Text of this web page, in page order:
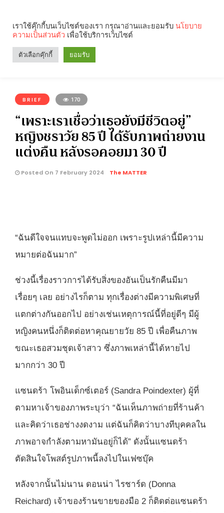
Search
BRIEF 170
“เพราะเราเชื่อว่าเธอยังมีชีวิตอยู่”
หญิงชราวัย 85 ปี ได้รับภาพถ่ายงาน
แต่งคืน หลังรอคอยมา 30 ปี
Posted On 7 February 2024 The MATTER
“ฉันดีใจจนแทบจะพูดไม่ออก เพราะรูปเหล่านี้มีความ
หมายต่อฉันมาก”
ช่วงนี้เรื่องราวการได้รับสิ่งของอันเป็นรักคืนมีมา
เรื่อยๆ เลย อย่างไรก็ตาม ทุกเรื่องต่างมีความพิเศษที่
แตกต่างกันออกไป อย่างเช่นเหตุการณ์นี้ที่อยู่ดีๆ มีผู้
หญิงคนหนึ่งก็ติดต่อหาคุณยายวัย 85 ปี เพื่อคืนภาพ
ขณะเธอสวมชุดเจ้าสาว ซึ่งภาพเหล่านี้ได้หายไป
มากกว่า 30 ปี
แซนดร้า โพอินเด็กซ์เตอร์ (Sandra Poindexter) ผู้ที่
ตามหาเจ้าของภาพระบุว่า “ฉันเห็นภาพถ่ายที่ร้านค้า
และคิดว่าเธอช่างงดงาม แต่ฉันก็คิดว่าบางทีบุคคลใน
ภาพอาจกำลังตามหามันอยู่ก็ได้” ดังนั้นแซนดร้า
ตัดสินใจโพสต์รูปภาพนี้ลงไปในเฟซบุ๊ค
หลังจากนั้นไม่นาน ดอนน่า ไรชาร์ด (Donna
Reichard) เจ้าของร้านขายของมือ 2 ก็ติดต่อแซนดร้า
เราใช้คุ๊กกี้บนเว็บไซต์ของเรา กรุณาอ่านและยอมรับ นโยบาย
ความเป็นส่วนตัว เพื่อใช้บริการเว็บไซต์
ตัวเลือกคุ๊กกี้ ยอมรับ